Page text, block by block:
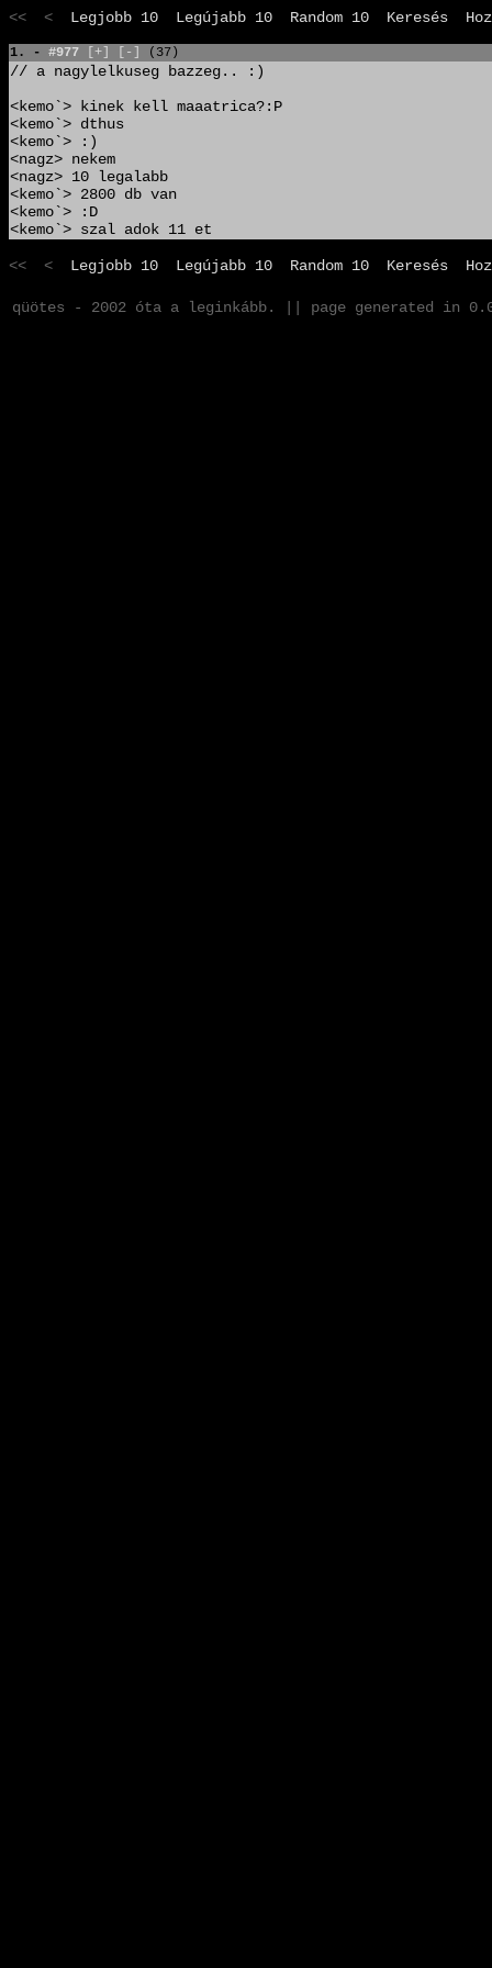
<< < Legjobb 10 Legújabb 10 Random 10 Keresés
1. - #977 [+] [-] (37)
// a nagylelkuseg bazzeg.. :)
<kemo`> kinek kell maaatrica?:P
<kemo`> dthus
<kemo`> :)
<nagz> nekem
<nagz> 10 legalabb
<kemo`> 2800 db van
<kemo`> :D
<kemo`> szal adok 11 et
<< < Legjobb 10 Legújabb 10 Random 10 Keresés
qüötes - 2002 óta a leginkább. || page generated in